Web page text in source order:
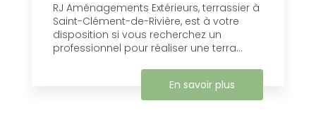
RJ Aménagements Extérieurs, terrassier à
Saint-Clément-de-Rivière, est à votre
disposition si vous recherchez un
professionnel pour réaliser une terra...
En savoir plus